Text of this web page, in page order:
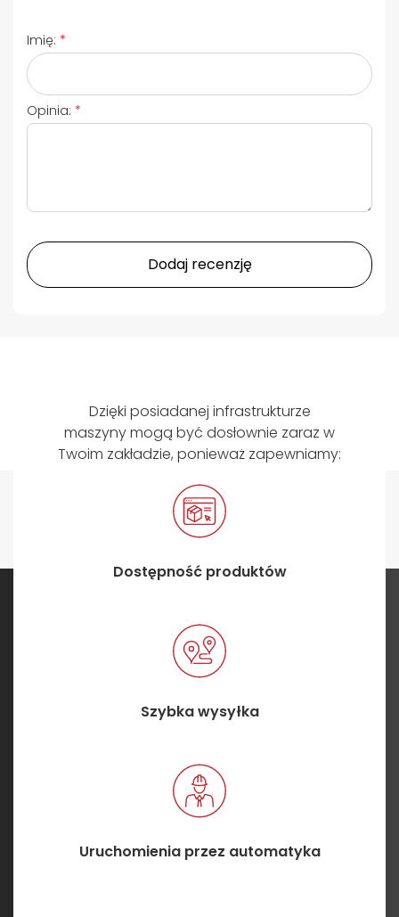
Imię:
Opinia:
Dodaj recenzję
Dzięki posiadanej infrastrukturze
maszyny mogą być dosłownie zaraz w
Twoim zakładzie, ponieważ zapewniamy:
Dostępność produktów
Szybka wysyłka
Uruchomienia przez automatyka